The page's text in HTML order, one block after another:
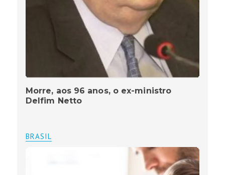
Morre, aos 96 anos, o ex-ministro
Delfim Netto
BRASIL